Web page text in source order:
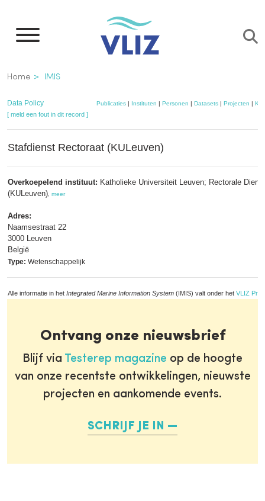
naar
inhoud
gaan
Kruimelpad
Home IMIS
Data Policy Publicaties | Instituten | Personen | Datasets | Projecten |
[ meld een fout in dit record ]
Stafdienst Rectoraat (KULeuven)
Overkoepelend instituut: Katholieke Universiteit Leuven; Rectorale
(KULeuven) meer
Adres:
Naamsestraat 22
3000 Leuven
België
Type: Wetenschappelijk
Alle informatie in het Integrated Marine Information System (IMIS) valt onder het VLIZ
Ontvang onze nieuwsbrief
Blijf via Testerep magazine op de hoogte
van onze recentste ontwikkelingen, nieuwste
projecten en aankomende events.
SCHRIJF JE IN